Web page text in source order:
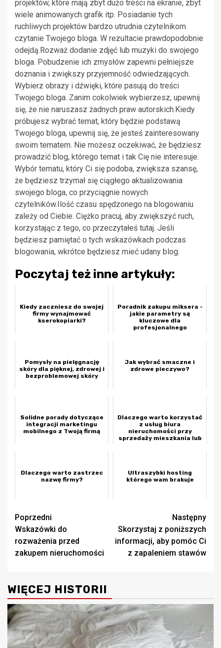
projektów, które mają zbyt dużo treści na ekranie, zbyt
wiele animowanych grafik itp. Posiadanie tych
ruchliwych projektów bardzo utrudnia czytelnikom
czytanie Twojego bloga. W rezultacie prawdopodobnie
odejdą.Rozważ dodanie zdjęć lub muzyki do swojego
bloga. Pobudzenie ich zmysłów zapewni pełniejsze
doznania i zwiększy przyjemność odwiedzających.
Wybierz obrazy i dźwięki, które pasują do treści
Twojego bloga. Zanim cokolwiek wybierzesz, upewnij
się, że nie naruszasz żadnych praw autorskich.Kiedy
próbujesz wybrać temat, który będzie podstawą
Twojego bloga, upewnij się, że jesteś zainteresowany
swoim tematem. Nie możesz oczekiwać, że będziesz
prowadzić blog, którego temat i tak Cię nie interesuje.
Wybór tematu, który Ci się podoba, zwiększa szansę,
że będziesz trzymał się ciągłego aktualizowania
swojego bloga, co przyciągnie nowych
czytelników.Ilość czasu spędzonego na blogowaniu
zależy od Ciebie. Ciężko pracuj, aby zwiększyć ruch,
korzystając z tego, co przeczytałeś tutaj. Jeśli
będziesz pamiętać o tych wskazówkach podczas
blogowania, wkrótce będziesz mieć udany blog.
Poczytaj też inne artykuły:
Kiedy zaczniesz do swojej
firmy wynajmować
kserokopiarki?
Poradnik zakupu miksera -
jakie parametry są
kluczowe dla
profesjonalnego
Pomysły na pielęgnację
skóry dla pięknej, zdrowej i
bezproblemowej skóry
Jak wybrać smaczne i
zdrowe pieczywo?
Solidne porady dotyczące
integracji marketingu
mobilnego z Twoją firmą
Dlaczego warto korzystać
z usług biura
nieruchomości przy
sprzedaży mieszkania lub
Dlaczego warto zastrzec
nazwę firmy?
Ultraszybki hosting
którego wam brakuje
Zobacz
wpisy
Poprzedni
Wskazówki do
rozważenia przed
zakupem nieruchomości
Następny
Skorzystaj z poniższych
informacji, aby pomóc Ci
z zapaleniem stawów
WIĘCEJ HISTORII